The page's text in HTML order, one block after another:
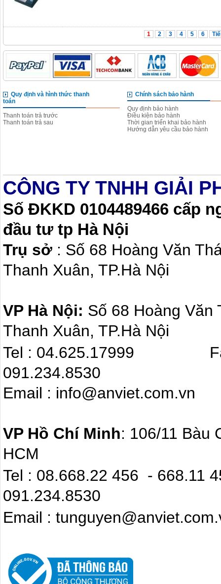
1 2 3 4 5 6
Quy định và hình thức thanh
toán
Thanh toán trả trước
Thanh toán trả sau
Chính sách bảo hành
Quy định bảo hành
Điều kiện bảo hành
Thời gian triển khai bảo hành
Hướng dẫn yêu cầu bảo hành
CÔNG TY TNHH GIẢI
Số ĐKKD 0104489466 cấp
đầu tư tp Hà Nội
Trụ sở : Số 68 Hoàng Văn
Thanh Xuân, TP.Hà Nội
VP Hà Nội: Số 68 Hoàng
Thanh Xuân, TP.Hà Nội
Tel : 04.625.17999
091.234.8530
Email :
VP Hồ Chí Minh: 106/11 Bàu
HCM
Tel : 08.668.22
091.234.8530
Email :